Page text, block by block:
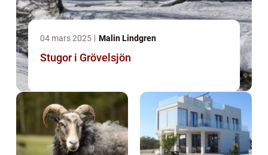
04 mars 2025 Malin Lindgren
Stugor i Grövelsjön